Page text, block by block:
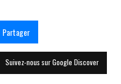
Partager
Suivez-nous sur Google Discover